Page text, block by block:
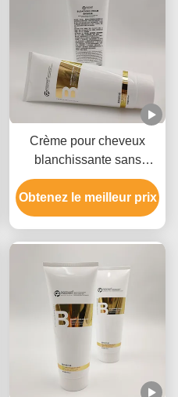
Crème pour cheveux
blanchissante sans
parabène, Crème pour
cheveux clairs non
irritante
Obtenez le meilleur prix